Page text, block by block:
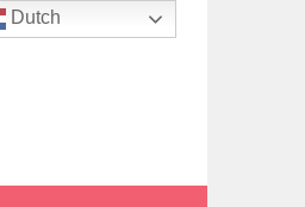
Dutch